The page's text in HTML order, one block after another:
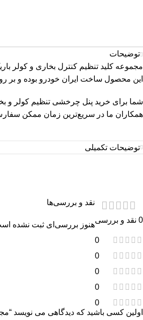
توضیحات
مجموعه کلید تنظیم کنترل بخاری و کولر باریک دو سوکت مدل 03424 که محصول کشور
این محصول ساخت ایران خودرو بوده و
شما برای خرید پنل چرخشی تنظیم کولر و
همکاران ما در سریع‌ترین زمان ممکن
توضیحات تکمیلی
0 نقد و بررسی
0
0
0
0
0
نقد و بررسی‌ها
هنوز بررسی‌ای ثبت نشده
اولین کسی باشید که دیدگاهی می نویسد